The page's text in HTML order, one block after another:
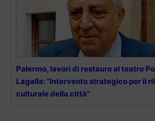
Palermo, lavori di restauro al teatro
Lagalla: “Intervento strategico per il
culturale della città”